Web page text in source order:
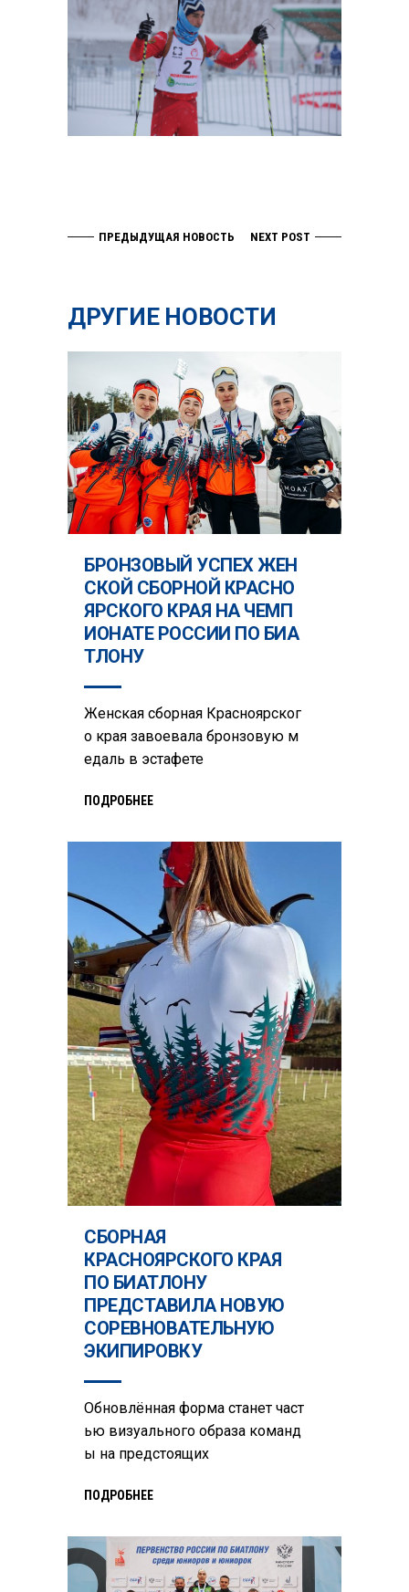
ПРЕДЫДУЩАЯ НОВОСТЬ NEXT POST
ДРУГИЕ НОВОСТИ
БРОНЗОВЫЙ УСПЕХ ЖЕН
СКОЙ СБОРНОЙ КРАСНО
ЯРСКОГО КРАЯ НА ЧЕМП
ИОНАТЕ РОССИИ ПО БИА
ТЛОНУ
Женская сборная Красноярског
о края завоевала бронзовую м
едаль в эстафете
ПОДРОБНЕЕ
СБОРНАЯ
КРАСНОЯРСКОГО КРАЯ
ПО БИАТЛОНУ
ПРЕДСТАВИЛА НОВУЮ
СОРЕВНОВАТЕЛЬНУЮ
ЭКИПИРОВКУ
Обновлённая форма станет част
ью визуального образа команд
ы на предстоящих
ПОДРОБНЕЕ